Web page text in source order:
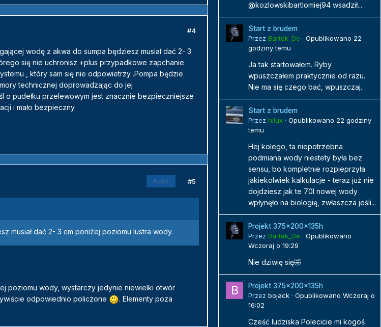
#4
wodę z akwa do sumpa będziesz musiał dać 2- 3
się nie uchronisz +plus przypadkowe zapchanie
, który sam się nie odpowietrzy .Pompa będzie
technicznej doprowadzając do jej
pudełku przelewowym jest znacznie bezpieczniejsze
i mało bezpieczny
Autor #5
musiał dać 2- 3 cm poniżej poziomu lustra wody.
poziomu wody, wystarczy jedynie niewielki otwór
odpowiednio policzone
. Elementy poza
@kozlowskibartlomiej94 wsadził...
Start z brudem
Przez Bartek_De · Opublikowano 22
godziny temu
Ja tak startowałem. Ryby
wpuszczałem praktycznie od razu.
Nie ma się czego bać, wpuszczaj.
Start z brudem
Przez hilux · Opublikowano 22 godziny
temu
Hej kolego, ta niepotrzebna
podmiana wody niestety była bez
sensu, bo kompletnie rozpieprzyła
jakiekolwiek kalkulacje - teraz już nie
dojdziesz jak te 70l nowej wody
wpłynęło na biologię, zwłaszcza jeśli...
Projekt 375x200x135h
Przez Bartek_De · Opublikowano
Wczoraj o 19:29
Nie dziwię się🤣
Projekt 375x200x135h
Przez bojack · Opublikowano Wczoraj o
16:02
Cześć ludziska Polecicie mi kogoś